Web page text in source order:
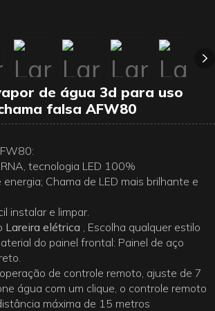
de água 3d para uso
falsa AFW80
tecnologia LED 100%
Chama de LED mais brilhante e
instalar e limpar.
Lareira elétrica
, Escolha qualquer estilo
do painel frontal: Painel de aço
de controle remoto, ajuste de 7
água com um clique, o controle remoto
máxima de 15 metros